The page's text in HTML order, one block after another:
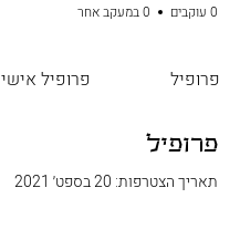
פרופיל
תאריך הצטרפות: 20 בספט׳ 2021
0 עוקבים 0 במעקב אחר
פרופיל אישי פרופיל